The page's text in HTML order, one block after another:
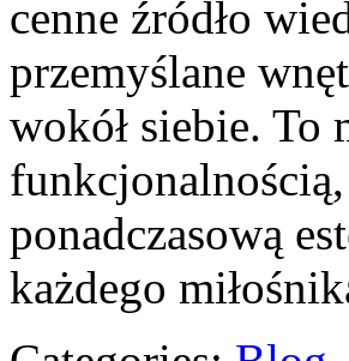
cenne źródło
przemyślane
wokół siebie. To
funkcjonalnością,
ponadczasową
każdego